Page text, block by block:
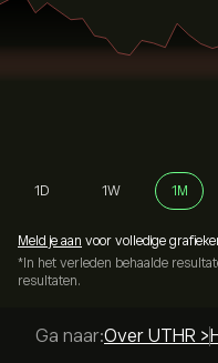
1D 1W 1M
Meld je aan voor volledige
*In het verleden behaalde
resultaten.
Ga naar:Over UTHR >